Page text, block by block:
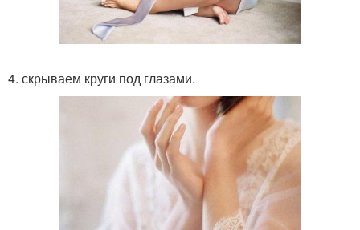
4. скрываем круги под глазами.